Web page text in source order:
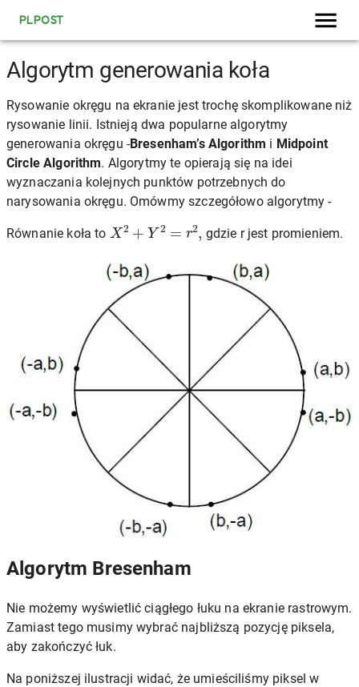
PLPOST
Algorytm generowania koła
Rysowanie okręgu na ekranie jest trochę skomplikowane niż
rysowanie linii. Istnieją dwa popularne algorytmy
generowania okręgu -Bresenham’s Algorithm i Midpoint
Circle Algorithm. Algorytmy te opierają się na idei
wyznaczania kolejnych punktów potrzebnych do
narysowania okręgu. Omówmy szczegółowo algorytmy -
Równanie koła to
X2+ 2=r
gdzie r jest promieniem.
Algorytm Bresenham
Nie możemy wyświetlić ciągłego łuku na ekranie rastrowym.
Zamiast tego musimy wybrać najbliższą pozycję piksela,
aby zakończyć łuk.
Na poniższej ilustracji widać, że umieściliśmy piksel w